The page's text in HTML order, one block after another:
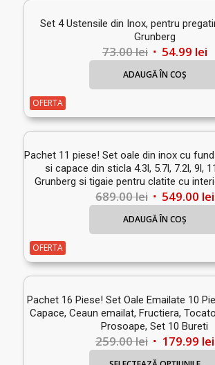
Set 4 Ustensile din Inox, pentru
Grunberg
73.00lei Prețul
inițial
73.00 lei.
54.99 lei
ADAUGĂ ÎN COȘ
OFERTA
Pachet 11 piese! Set oale din inox cu
si capace din sticla 4.3l, 5.7l, 7.2l, 9l,
Grunberg si tigaie pentru clatite cu
689.00lei Prețul
inițial
689.00 lei.
549.00 lei
ADAUGĂ ÎN COȘ
OFERTA
Pachet 16 Piese! Set Oale Emailate 10
Capace, Ceaun emailat, Fructiera,
Prosoape, Set 10 Bureti
259.00lei Prețul
inițial
179.99 lei